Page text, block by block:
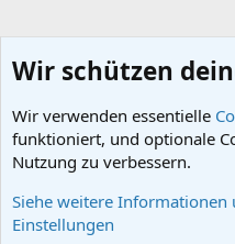
Schlagworte
Wir schützen
Wir verwenden essentielle
funktioniert, und optionale
Nutzung zu verbessern.
Siehe weitere
Einstellungen